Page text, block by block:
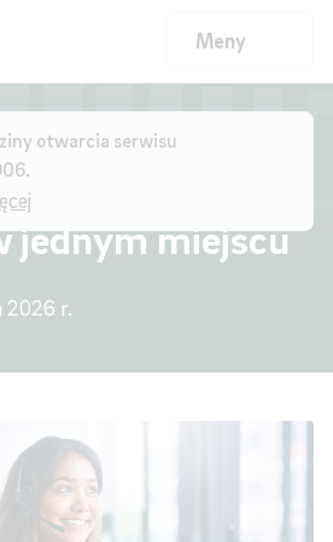
Meny
otwarcia serwisu
już jest – wszystko w jednym miejscu
dostępny –
jednym miejscu
2026 r.